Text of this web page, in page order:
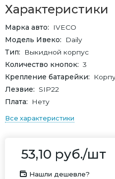
Характеристики
Марка авто
IVECO
Модель Ивеко
Daily
Тип
Выкидной корпус
Количество кнопок
3
Крепление батарейки
Лезвие
SIP22
Плата
Нету
Все характеристики
53,10 руб./шт
Нашли дешевле?